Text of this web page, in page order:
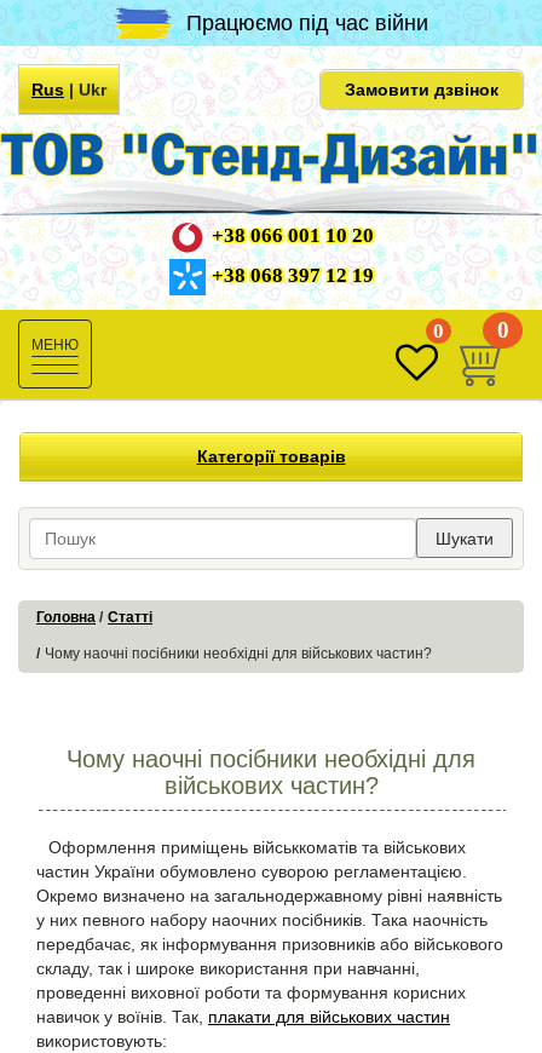
Працюємо під час війни
Rus|Ukr Замовити дзвінок
+38 066 001 10 20
+38 068 397 12 19
Toggle
navigation
0 0
Категорії товарів
Шукати
Головна Статті
Чому наочні посібники необхідні для військових частин?
Чому наочні посібники необхідні для
військових частин?
Оформлення приміщень військкоматів та військових
частин України обумовлено суворою регламентацією.
Окремо визначено на загальнодержавному рівні наявність
у них певного набору наочних посібників. Така наочність
передбачає, як інформування призовників або військового
складу, так і широке використання при навчанні,
проведенні виховної роботи та формування корисних
навичок у воїнів. Так, плакати для військових частин
використовують: